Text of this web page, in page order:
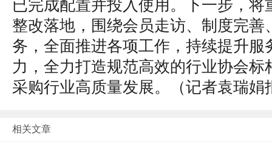
已完成配置并投入使用。下一步，将
整改落地，围绕会员走访、制度完善
务，全面推进各项工作，持续提升服
力，全力打造规范高效的行业协会标
采购行业高质量发展。（记者袁瑞娟
相关文章